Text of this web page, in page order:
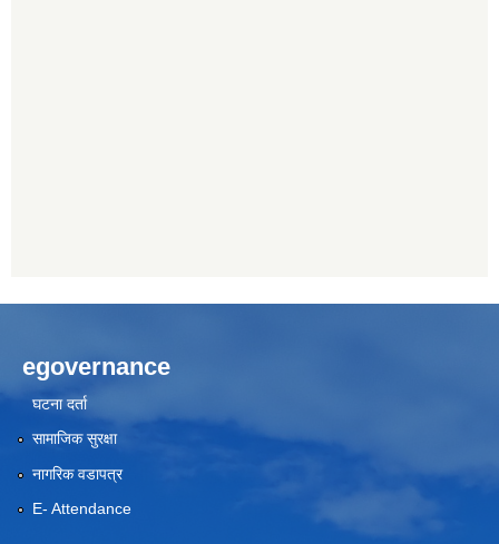
egovernance
घटना दर्ता
सामाजिक सुरक्षा
नागरिक वडापत्र
E- Attendance